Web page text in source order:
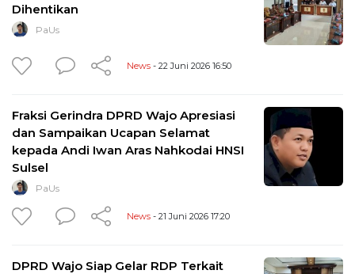
Dihentikan
PaUs
News - 22 Juni 2026 16:50
Fraksi Gerindra DPRD Wajo Apresiasi
dan Sampaikan Ucapan Selamat
kepada Andi Iwan Aras Nahkodai HNSI
Sulsel
PaUs
News - 21 Juni 2026 17:20
DPRD Wajo Siap Gelar RDP Terkait